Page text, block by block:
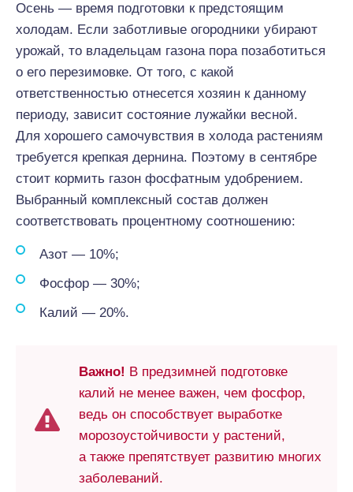
Осень — время подготовки к предстоящим
холодам. Если заботливые огородники убирают
урожай, то владельцам газона пора позаботиться
о его перезимовке. От того, с какой
ответственностью отнесется хозяин к данному
периоду, зависит состояние лужайки весной.
Для хорошего самочувствия в холода растениям
требуется крепкая дернина. Поэтому в сентябре
стоит кормить газон фосфатным удобрением.
Выбранный комплексный состав должен
соответствовать процентному соотношению:
Азот — 10%;
Фосфор — 30%;
Калий — 20%.
Важно! В предзимней подготовке
калий не менее важен, чем фосфор,
ведь он способствует выработке
морозоустойчивости у растений,
а также препятствует развитию многих
заболеваний.